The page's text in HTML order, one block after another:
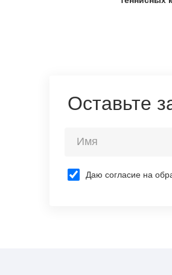
Оставьте
Даю согласие на